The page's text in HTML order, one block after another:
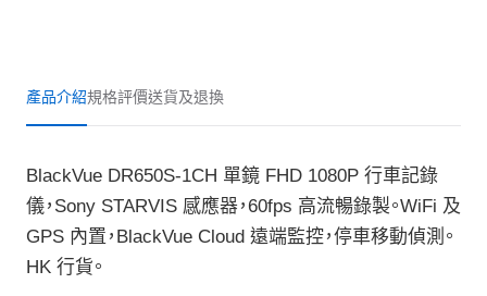
產品介紹規格評價送貨及退換
BlackVue DR650S-1CH 單鏡 FHD 1080P 行車記錄
儀，Sony STARVIS 感應器，60fps 高流暢錄製。WiFi 及
GPS 內置，BlackVue Cloud 遠端監控，停車移動偵測。
HK 行貨。